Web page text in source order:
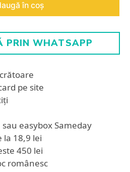
în coș
PRIN WHATSAPP
pe site
easybox Sameday
la 18,9 lei
450 lei
românesc